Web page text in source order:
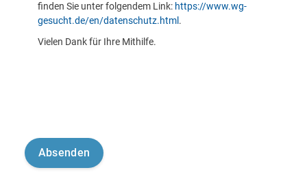
finden Sie unter folgendem Link: https://www.wg-
gesucht.de/en/datenschutz.html .
Vielen Dank für Ihre Mithilfe.